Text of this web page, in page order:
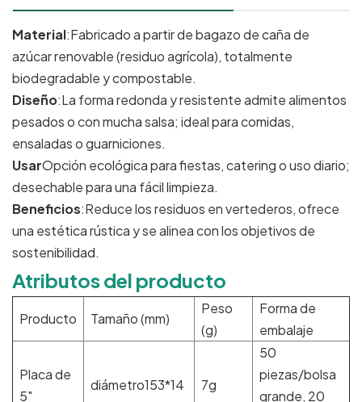
Material:Fabricado a partir de bagazo de caña de
azúcar renovable (residuo agrícola), totalmente
biodegradable y compostable.
Diseño:La forma redonda y resistente admite alimentos
pesados ​​o con mucha salsa; ideal para comidas,
ensaladas o guarniciones.
UsarOpción ecológica para fiestas, catering o uso diario;
desechable para una fácil limpieza.
Beneficios:Reduce los residuos en vertederos, ofrece
una estética rústica y se alinea con los objetivos de
sostenibilidad.
Atributos del producto
Producto Tamaño (mm)
Peso
(g)
Forma de
embalaje
Placa de
5"
diámetro153*14 7g
50
piezas/bolsa
grande, 20